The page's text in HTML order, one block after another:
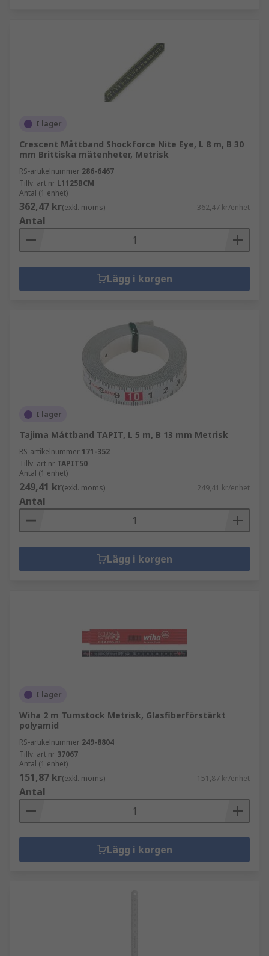
I lager
Crescent Måttband Shockforce Nite Eye, L 8 m, B 30
mm Brittiska mätenheter, Metrisk
RS-artikelnummer 286-6467
Tillv. art.nr L1125BCM
Antal (1 enhet)
362,47 kr(exkl. moms) 362,47 kr/enhet
Antal
Lägg i korgen
I lager
Tajima Måttband TAPIT, L 5 m, B 13 mm Metrisk
RS-artikelnummer 171-352
Tillv. art.nr TAPIT50
Antal (1 enhet)
249,41 kr(exkl. moms) 249,41 kr/enhet
Antal
Lägg i korgen
I lager
Wiha 2 m Tumstock Metrisk, Glasfiberförstärkt
polyamid
RS-artikelnummer 249-8804
Tillv. art.nr 37067
Antal (1 enhet)
151,87 kr(exkl. moms) 151,87 kr/enhet
Antal
Lägg i korgen